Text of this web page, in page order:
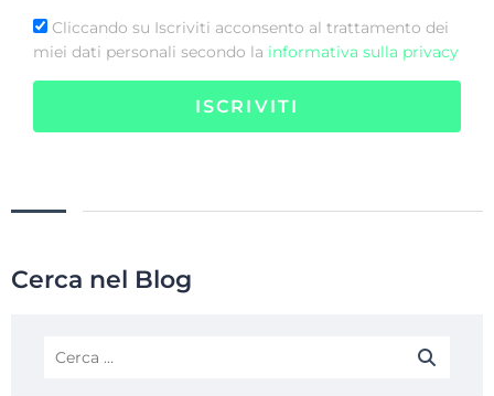
Cliccando su Iscriviti acconsento al trattamento dei
miei dati personali secondo la informativa sulla privacy
ISCRIVITI
Cerca nel Blog